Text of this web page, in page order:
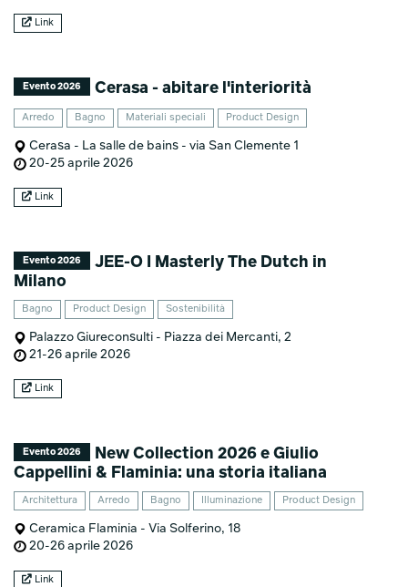
Link
Evento 2026 Cerasa - abitare l'interiorità
Arredo Bagno Materiali speciali Product Design
Cerasa - La salle de bains - via San Clemente 1
20-25 aprile 2026
Link
Evento 2026
JEE-O I Masterly The Dutch in
Milano
Bagno Product Design Sostenibilità
Palazzo Giureconsulti - Piazza dei Mercanti, 2
21-26 aprile 2026
Link
Evento 2026
New Collection 2026 e Giulio
Cappellini & Flaminia: una storia italiana
Architettura Arredo Bagno Illuminazione Product Design
Ceramica Flaminia - Via Solferino, 18
20-26 aprile 2026
Link